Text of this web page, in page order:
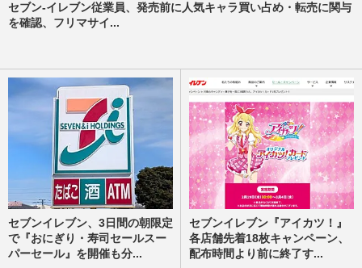
セブン-イレブン従業員、発売前に人気キャラ買い占め・転売に関与
を確認、フリマサイ...
セブンイレブン、3日間の朝限定
で『おにぎり・寿司セールスー
パーセール』を開催も分...
セブンイレブン『アイカツ！』
各店舗先着18枚キャンペーン、
配布時間より前に終了す...